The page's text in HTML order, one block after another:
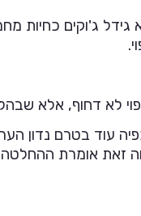
גידל ג'וקים
לא דחוף, אלא
עוד בטרם נדון
זאת אומרת